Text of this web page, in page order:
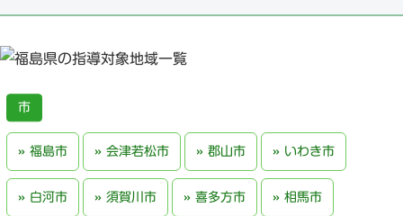
福島市 会津若松市 郡山市 いわき市
白河市 須賀川市 喜多方市 相馬市